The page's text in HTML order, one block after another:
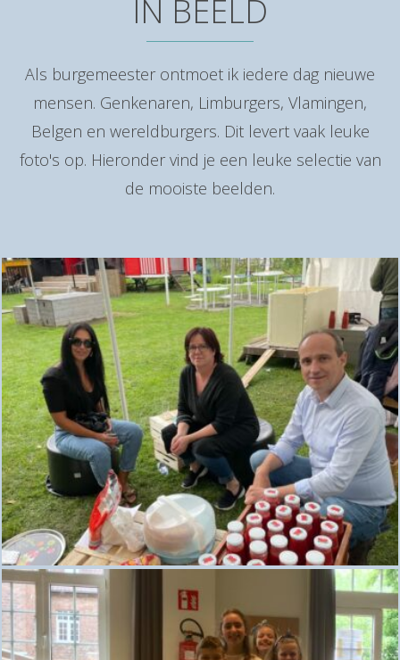
IN BEELD
Als burgemeester ontmoet ik iedere dag nieuwe
mensen. Genkenaren, Limburgers, Vlamingen,
Belgen en wereldburgers. Dit levert vaak leuke
foto's op. Hieronder vind je een leuke selectie van
de mooiste beelden.